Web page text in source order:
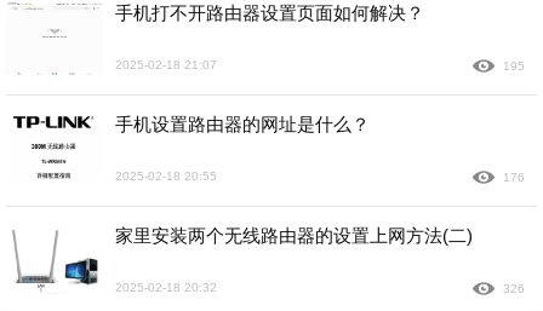
手机打不开路由器设置页面如何解决？
2025-02-18 21:07 195
手机设置路由器的网址是什么？
2025-02-18 20:55 176
家里安装两个无线路由器的设置上网方法(二)
2025-02-18 20:32 326